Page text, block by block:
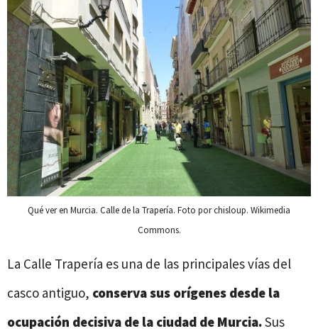
Qué ver en Murcia. Calle de la Trapería. Foto por chisloup. Wikimedia
Commons.
La Calle Trapería es una de las principales vías del
casco antiguo, conserva sus orígenes desde la
ocupación decisiva de la ciudad de Murcia.Sus